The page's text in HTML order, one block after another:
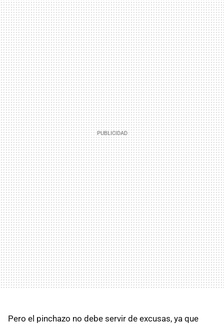
Pero el pinchazo no debe servir de excusas, ya que